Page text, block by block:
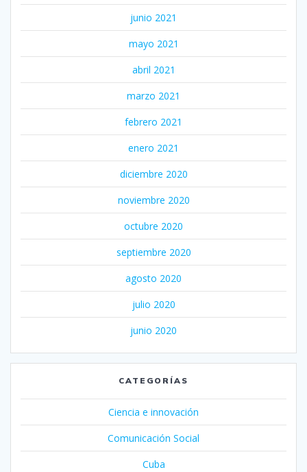
junio 2021
mayo 2021
abril 2021
marzo 2021
febrero 2021
enero 2021
diciembre 2020
noviembre 2020
octubre 2020
septiembre 2020
agosto 2020
julio 2020
junio 2020
CATEGORÍAS
Ciencia e innovación
Comunicación Social
Cuba